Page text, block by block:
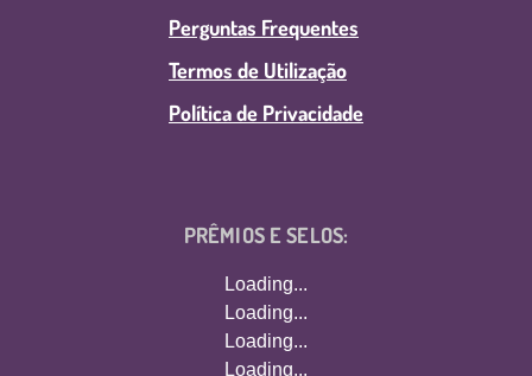
Perguntas Frequentes
Termos de Utilização
Política de Privacidade
PRÊMIOS E SELOS:
Loading...
Loading...
Loading...
Loading...